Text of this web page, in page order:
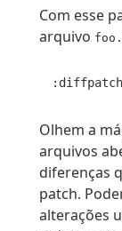
Com esse
arquivo
Olhem a
arquivos
diferenças
patch.
alterações